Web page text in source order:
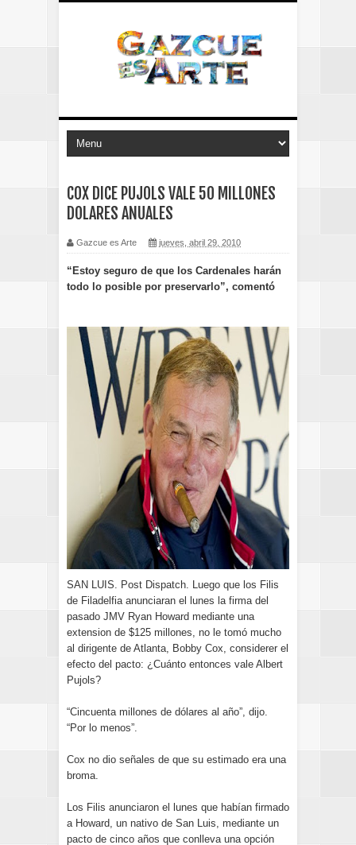
COX DICE PUJOLS VALE 50 MILLONES
DOLARES ANUALES
Gazcue es Arte jueves, abril 29, 2010
“Estoy seguro de que los Cardenales harán
todo lo posible por preservarlo”, comentó
SAN LUIS. Post Dispatch. Luego que los Filis
de Filadelfia anunciaran el lunes la firma del
pasado JMV Ryan Howard mediante una
extension de $125 millones, no le tomó mucho
al dirigente de Atlanta, Bobby Cox, considerer el
efecto del pacto: ¿Cuánto entonces vale Albert
Pujols?
“Cincuenta millones de dólares al año”, dijo.
“Por lo menos”.
Cox no dio señales de que su estimado era una
broma.
Los Filis anunciaron el lunes que habían firmado
a Howard, un nativo de San Luis, mediante un
pacto de cinco años que conlleva una opción